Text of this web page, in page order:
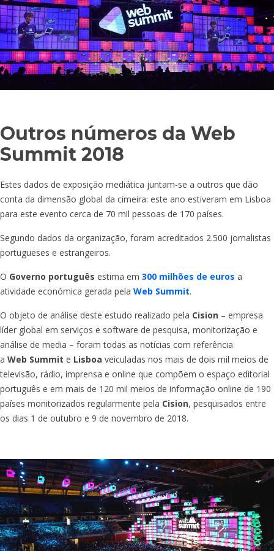
Outros números da Web
Summit 2018
Estes dados de exposição mediática juntam-se a outros que dão
conta da dimensão global da cimeira: este ano estiveram em Lisboa
para este evento cerca de 70 mil pessoas de 170 países.
Segundo dados da organização, foram acreditados 2.500 jornalistas
portugueses e estrangeiros.
O Governo português estima em 300 milhões de euros a
atividade económica gerada pela Web Summit.
O objeto de análise deste estudo realizado pela Cision – empresa
líder global em serviços e software de pesquisa, monitorização e
análise de media – foram todas as notícias com referência
a Web Summit e Lisboa veiculadas nos mais de dois mil meios de
televisão, rádio, imprensa e online que compõem o espaço editorial
português e em mais de 120 mil meios de informação online de 190
países monitorizados regularmente pela Cision, pesquisados entre
os dias 1 de outubro e 9 de novembro de 2018.